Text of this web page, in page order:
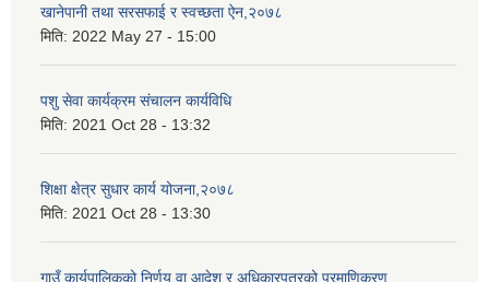
खानेपानी तथा सरसफाई र स्वच्छता ऐन,२०७८
मिति: 2022 May 27 - 15:00
पशु सेवा कार्यक्रम संचालन कार्यविधि
मिति: 2021 Oct 28 - 13:32
शिक्षा क्षेत्र सुधार कार्य योजना,२०७८
मिति: 2021 Oct 28 - 13:30
गाउँ कार्यपालिकको निर्णय वा आदेश र अधिकारपत्रको प्रमाणिकरण